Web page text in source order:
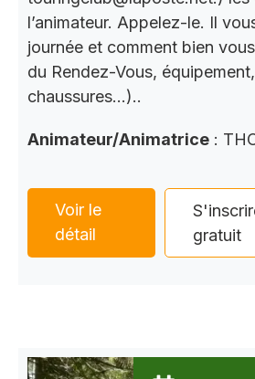
l’animateur. Appelez-le. Il
journée et comment bien
du Rendez-Vous,
chaussures…)..
Animateur/Animatrice :
Voir le
détail
gratuit